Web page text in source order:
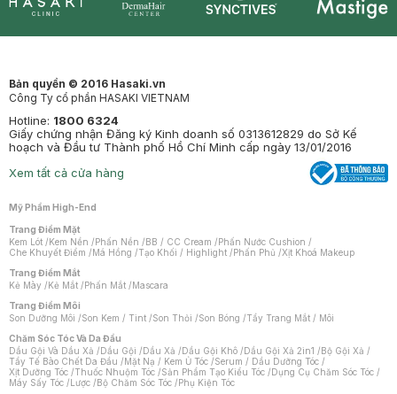
Bản quyền © 2016 Hasaki.vn
Công Ty cổ phần HASAKI VIETNAM
Hotline: 1800 6324
Giấy chứng nhận Đăng ký Kinh doanh số 0313612829 do Sở Kế
hoạch và Đầu tư Thành phố Hồ Chí Minh cấp ngày 13/01/2016
Xem tất cả cửa hàng
Mỹ Phẩm High-End
Trang Điểm Mặt
Kem Lót /Kem Nền /Phấn Nền /BB / CC Cream /Phấn Nước Cushion /
Che Khuyết Điểm /Má Hồng /Tạo Khối / Highlight /Phấn Phủ /Xịt Khoá Makeup
Trang Điểm Mắt
Kẻ Mày /Kẻ Mắt /Phấn Mắt /Mascara
Trang Điểm Môi
Son Dưỡng Môi /Son Kem / Tint /Son Thỏi /Son Bóng /Tẩy Trang Mắt / Môi
Chăm Sóc Tóc Và Da Đầu
Dầu Gội Và Dầu Xả /Dầu Gội /Dầu Xả /Dầu Gội Khô /Dầu Gội Xả 2in1 /Bộ Gội Xả /
Tẩy Tế Bào Chết Da Đầu /Mặt Nạ / Kem Ủ Tóc /Serum / Dầu Dưỡng Tóc /
Xịt Dưỡng Tóc /Thuốc Nhuộm Tóc /Sản Phẩm Tạo Kiểu Tóc /Dụng Cụ Chăm Sóc Tóc /
Máy Sấy Tóc /Lược /Bộ Chăm Sóc Tóc /Phụ Kiện Tóc